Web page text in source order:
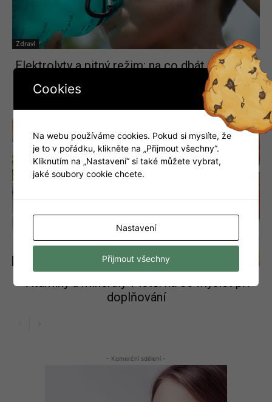
Zdraví
Elektrolyty a pitný režim: na co dbát při zátěži
Vitaminy a minerály v létě: na co myslet při
doplňování
- Komerční sdělení -
Cookies
Na webu používáme cookies. Pokud si myslíte, že
je to v pořádku, klikněte na „Přijmout všechny“.
Kliknutím na „Nastavení“ si také můžete vybrat,
jaké soubory cookie chcete.
Nastavení
Přijmout všechny